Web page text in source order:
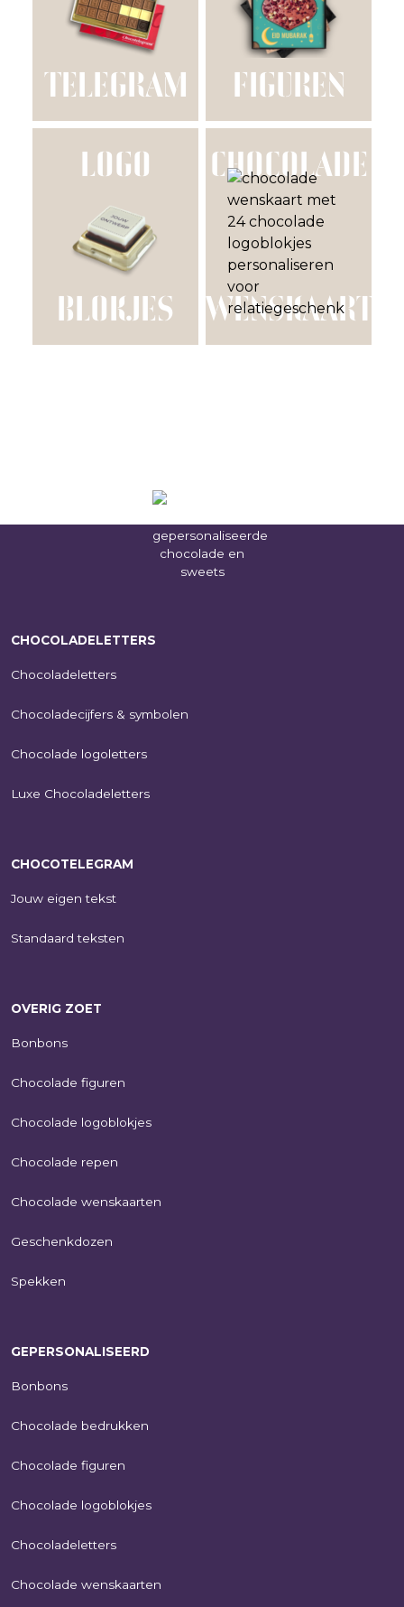
TELEGRAM
FIGUREN
LOGO
BLOKJES
CHOCOLADE
WENSKAART
CHOCOLADELETTERS
Chocoladeletters
Chocoladecijfers & symbolen
Chocolade logoletters
Luxe Chocoladeletters
CHOCOTELEGRAM
Jouw eigen tekst
Standaard teksten
OVERIG ZOET
Bonbons
Chocolade figuren
Chocolade logoblokjes
Chocolade repen
Chocolade wenskaarten
Geschenkdozen
Spekken
GEPERSONALISEERD
Bonbons
Chocolade bedrukken
Chocolade figuren
Chocolade logoblokjes
Chocoladeletters
Chocolade wenskaarten